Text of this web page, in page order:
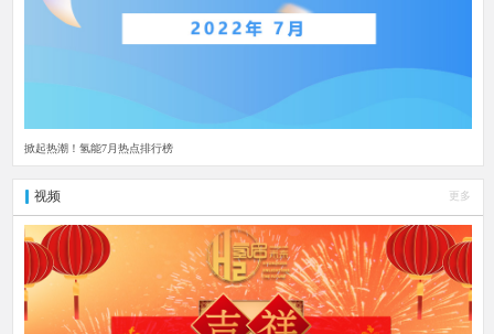
掀起热潮！氢能7月热点排行榜
视频 更多